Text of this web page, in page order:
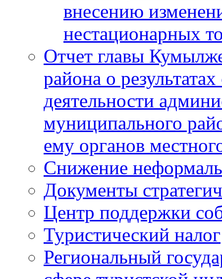
внесению
нестационарных
Отчет главы
района о
деятельности
муниципального
ему органов
Снижение
Документы
Центр поддержки
Туристический налог
Региональный